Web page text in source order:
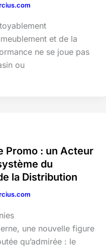
et de la
ne se joue pas
ou
Promo : un Acteur
du
la Distribution
une nouvelle figure
qu’admirée : le